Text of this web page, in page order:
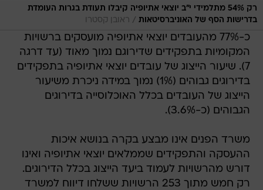
רק 54% מתלמידי י"ב יוצאי אתיופיה קיבלו תעודת בגרות העומדת
בדרישות הסף של האוניברסיטאות / ראובן קסטרו
כ-77% מהעובדים יוצאי אתיופיה מועסקים ברשויות
המקומיות בתפקידים שדירוגם נמוך מאוד (עד דרגה
7). שיעור הייצוג של עובדים יוצאי אתיופיה בתפקידים
בדירוגים גבוהים (1%) נמוך במידה ניכרת משיעור
הייצוג של העובדים בכלל האוכלוסייה בדירוגים
הגבוהים (כ-3.6%).
משרד הפנים אינו מבצע בקרה בנושא איכות
ההעסקה והתפקידים שממלאים יוצאי אתיופיה ואינו
דורש מהרשויות לעמוד ביעד הייצוג בכלל הדירוגים.
רק חמש מתוך 253 הרשויות ששלחו דיווח למשרד